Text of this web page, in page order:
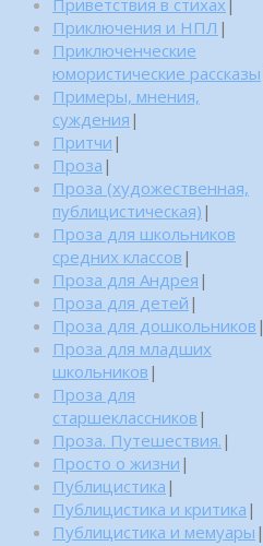
Приветствия в стихах
Приключения и НПЛ |
Приключенческие
юмористические рассказы
Примеры, мнения,
суждения |
Притчи |
Проза |
Проза (художественная,
публицистическая) |
Проза для школьников
средних классов |
Проза для Андрея |
Проза для детей |
Проза для дошкольников |
Проза для младших
школьников |
Проза для
старшеклассников |
Проза. Путешествия. |
Просто о жизни |
Публицистика |
Публицистика и критика |
Публицистика и мемуары |